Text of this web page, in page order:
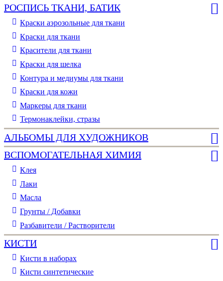
РОСПИСЬ ТКАНИ, БАТИК
Краски аэрозольные для ткани
Краски для ткани
Красители для ткани
Краски для шелка
Контура и медиумы для ткани
Краски для кожи
Маркеры для ткани
Термонаклейки, стразы
АЛЬБОМЫ ДЛЯ ХУДОЖНИКОВ
ВСПОМОГАТЕЛЬНАЯ ХИМИЯ
Клея
Лаки
Масла
Грунты / Добавки
Разбавители / Растворители
КИСТИ
Кисти в наборах
Кисти синтетические